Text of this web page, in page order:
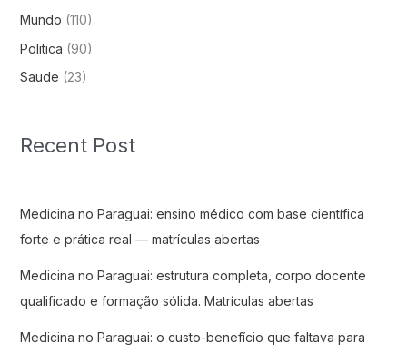
Mundo (110)
Politica (90)
Saude (23)
Recent Post
Medicina no Paraguai: ensino médico com base científica
forte e prática real — matrículas abertas
Medicina no Paraguai: estrutura completa, corpo docente
qualificado e formação sólida. Matrículas abertas
Medicina no Paraguai: o custo-benefício que faltava para